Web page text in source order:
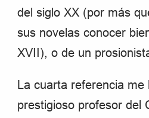
del siglo XX (por más
sus novelas conocer
XVII), o de un
La cuarta referencia me
prestigioso profesor del